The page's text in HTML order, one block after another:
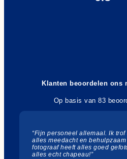
Klanten beoordelen ons
Op basis van 83
“Fijn personeel allemaal. Ik
alles meedacht en
fotograaf heeft alles goed
alles echt chapeau!”